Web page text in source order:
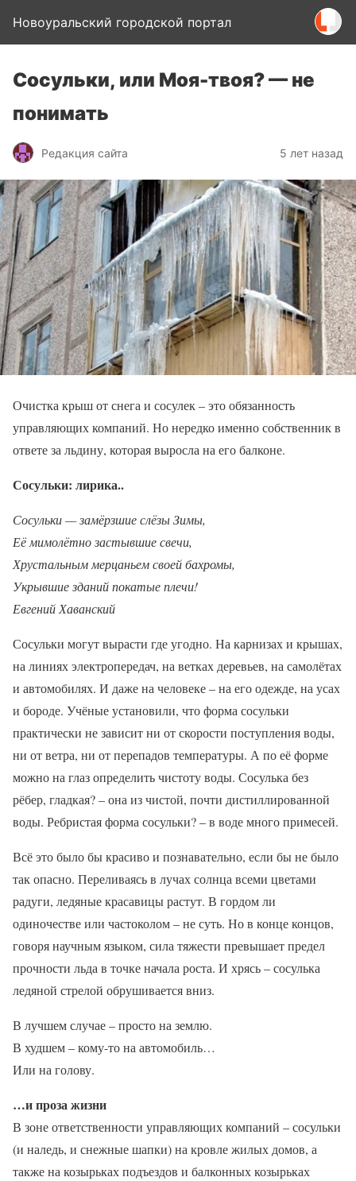
Новоуральский городской портал
Сосульки, или Моя-твоя? — не
понимать
Редакция сайта 5 лет назад
Очистка крыш от снега и сосулек – это обязанность
управляющих компаний. Но нередко именно собственник в
ответе за льдину, которая выросла на его балконе.
Сосульки: лирика..
Сосульки — замёрзшие слёзы Зимы,
Её мимолётно застывшие свечи,
Хрустальным мерцаньем своей бахромы,
Укрывшие зданий покатые плечи!
Евгений Хаванский
Сосульки могут вырасти где угодно. На карнизах и крышах,
на линиях электропередач, на ветках деревьев, на самолётах
и автомобилях. И даже на человеке – на его одежде, на усах
и бороде. Учёные установили, что форма сосульки
практически не зависит ни от скорости поступления воды,
ни от ветра, ни от перепадов температуры. А по её форме
можно на глаз определить чистоту воды. Сосулька без
рёбер, гладкая? – она из чистой, почти дистиллированной
воды. Ребристая форма сосульки? – в воде много примесей.
Всё это было бы красиво и познавательно, если бы не было
так опасно. Переливаясь в лучах солнца всеми цветами
радуги, ледяные красавицы растут. В гордом ли
одиночестве или частоколом – не суть. Но в конце концов,
говоря научным языком, сила тяжести превышает предел
прочности льда в точке начала роста. И хрясь – сосулька
ледяной стрелой обрушивается вниз.
В лучшем случае – просто на землю.
В худшем – кому-то на автомобиль…
Или на голову.
…и проза жизни
В зоне ответственности управляющих компаний – сосульки
(и наледь, и снежные шапки) на кровле жилых домов, а
также на козырьках подъездов и балконных козырьках